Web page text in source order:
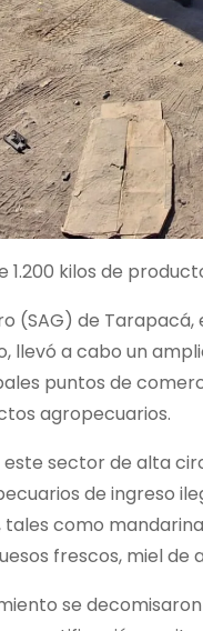
kilos de
(SAG) de
llevó a cabo un
puntos de
agropecuarios.
sector de alta
de ingreso
como
frescos, miel de
se